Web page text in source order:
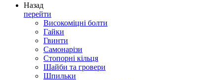
Назад
перейти
Високоміцні болти
Гайки
Гвинти
Самонарізи
Стопорні кільця
Шайби та гровери
Шпильки